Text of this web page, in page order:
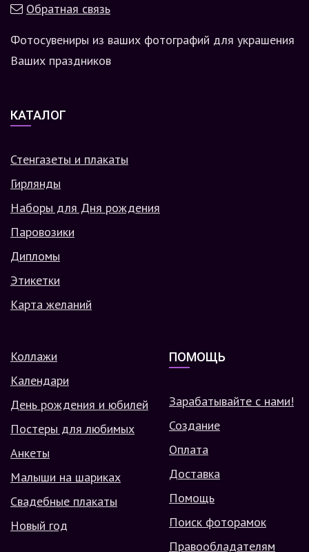
Обратная связь
Фотосувениры из ваших фотографий для украшения
Ваших праздников
КАТАЛОГ
Стенгазеты и плакаты
Гирлянды
Наборы для Дня рождения
Паровозики
Дипломы
Этикетки
Карта желаний
Коллажи
Календари
День рождения и юбилей
Постеры для любимых
Анкеты
Малыши на шариках
Свадебные плакаты
Новый год
ПОМОЩЬ
Зарабатывайте с нами!
Создание
Оплата
Доставка
Помощь
Поиск фоторамок
Правообладателям